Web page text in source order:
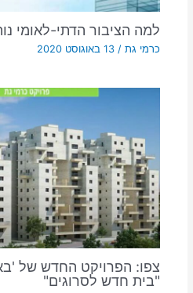
למה הציבור הדתי-לאומי
כרמי גת/ 13 באוגוסט 2020
צפו: הפרויקט החדש של
"בית חדש לסרוגים"